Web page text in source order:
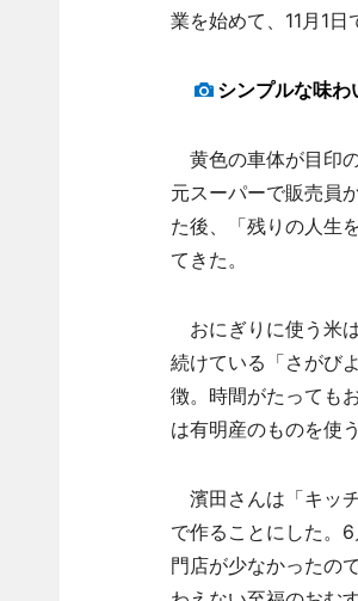
業を始めて、11月1日
シンプルな味
黄色の車体が目印
元スーパーで販売員
た後、「残りの人生
てきた。
おにぎりに使う米
続けている「さがび
徴。時間がたっても
は有明産のものを使う
濱田さんは「キッ
で作ることにした。
門店が少なかったの